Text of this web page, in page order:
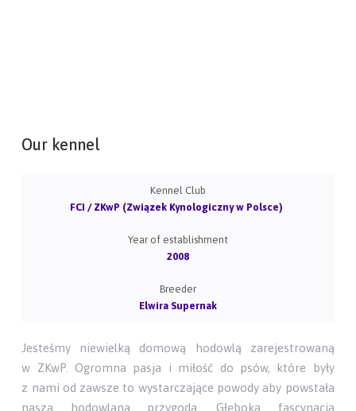
Our kennel
Kennel Club
FCI / ZKwP (Związek Kynologiczny w Polsce)
Year of establishment
2008
Breeder
Elwira Supernak
Jesteśmy niewielką domową hodowlą zarejestrowaną
w ZKwP. Ogromna pasja i miłość do psów, które były
z nami od zawsze to wystarczające powody aby powstała
nasza hodowlana przygoda. Głęboka fascynacja